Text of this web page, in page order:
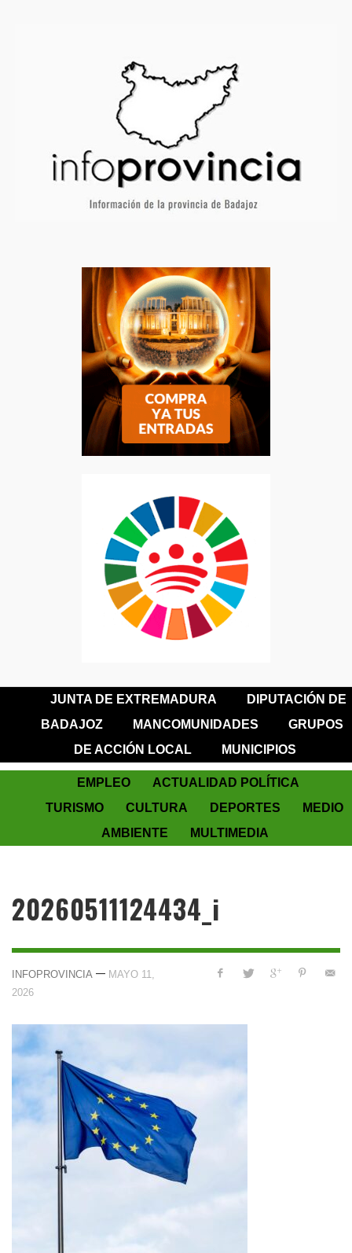
JUNTA DE EXTREMADURA
DIPUTACIÓN DE
BADAJOZ
MANCOMUNIDADES
GRUPOS
DE ACCIÓN LOCAL
MUNICIPIOS
EMPLEO
ACTUALIDAD POLÍTICA
TURISMO
CULTURA DEPORTES
MEDIO
AMBIENTE
MULTIMEDIA
20260511124434_i
INFOPROVINCIA — MAYO 11,
2026